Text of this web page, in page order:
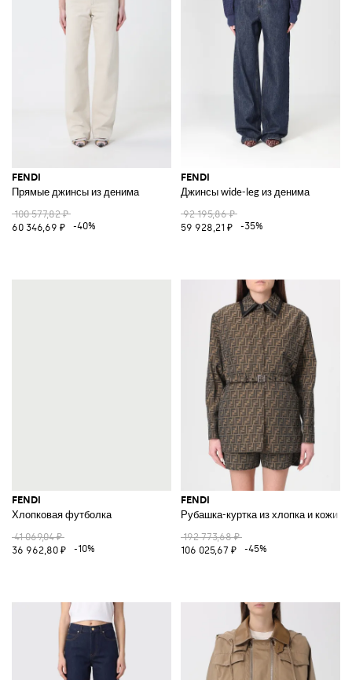
FENDI
Прямые джинсы из денима
100 577,82 ₽
60 346,69 ₽
-40%
FENDI
Джинсы wide-leg из денима
92 195,86 ₽
59 928,21 ₽
-35%
FENDI
Хлопковая футболка
41 069,04 ₽
36 962,80 ₽
-10%
FENDI
Рубашка-куртка из хлопка и кожи
192 773,68 ₽
106 025,67 ₽
-45%